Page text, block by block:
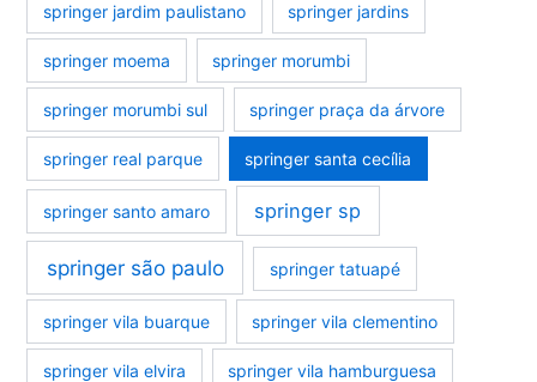
springer jardim paulistano springer jardins
springer moema springer morumbi
springer morumbi sul springer praça da árvore
springer real parque springer santa cecília
springer santo amaro springer sp
springer são paulo springer tatuapé
springer vila buarque springer vila clementino
springer vila elvira springer vila hamburguesa